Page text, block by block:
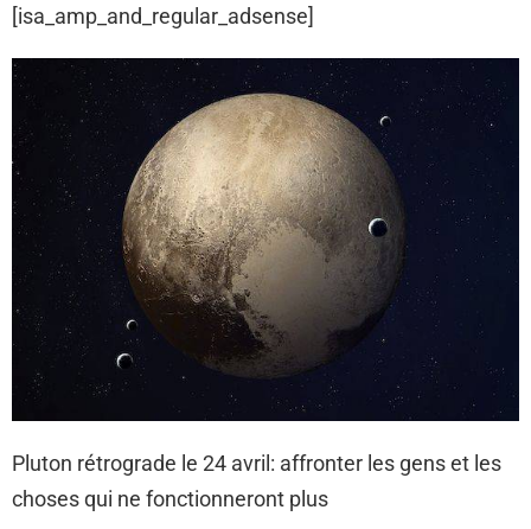
[isa_amp_and_regular_adsense]
Pluton rétrograde le 24 avril: affronter les gens et les
choses qui ne fonctionneront plus